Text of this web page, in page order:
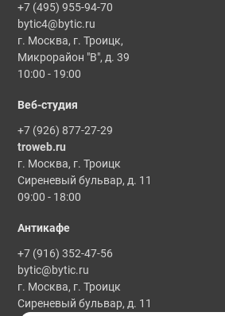
+7 (495) 955-94-70
bytic4@bytic.ru
г. Москва, г. Троицк,
Микрорайон "В", д. 39
10:00 - 19:00
Веб-студия
+7 (926) 877-27-29
troweb.ru
г. Москва, г. Троицк
Сиреневый бульвар, д. 11
09:00 - 18:00
Антикафе
+7 (916) 352-47-56
bytic@bytic.ru
г. Москва, г. Троицк
Сиреневый бульвар, д. 11